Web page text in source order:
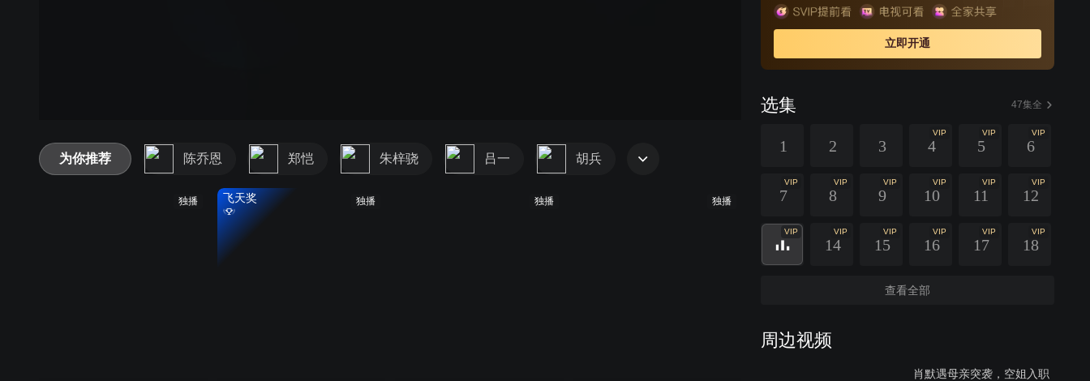
立即开通
选集 47集全
1 2 3
VIP
4
VIP
5
VIP
6
VIP
7
VIP
8
VIP
9
VIP
10
VIP
11
VIP
12
VIP VIP
14
VIP
15
VIP
16
VIP
17
VIP
18
查看全部
周边视频
肖默遇母亲突袭，空姐入职
为你推荐 陈乔恩 郑恺 朱梓骁 吕一 胡兵
独播 独播
飞天奖 独播 独播